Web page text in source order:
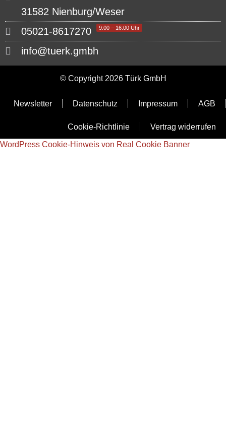
31582 Nienburg/Weser
05021-8617270
9:00 – 16:00 Uhr
info@tuerk.gmbh
© Copyright 2026 Türk GmbH
Newsletter Datenschutz Impressum AGB
Cookie-Richtlinie Vertrag widerrufen
WordPress Cookie-Hinweis von Real Cookie Banner